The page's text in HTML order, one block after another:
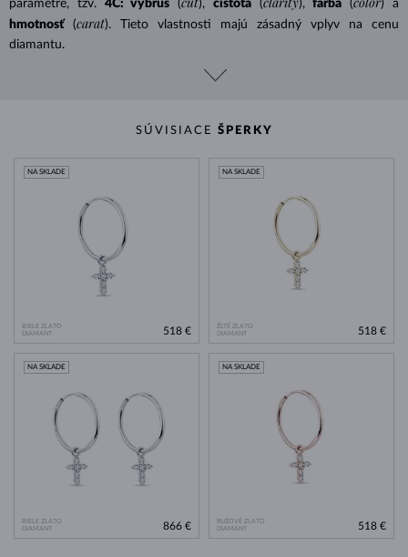
parametre, tzv.
4C: výbrus ( ), čistota ( ), farba (
) a
hmotnosť
(carat). Tieto vlastnosti majú zásadný vplyv na cenu
diamantu.
SÚVISIACE ŠPERKY
BIELE ZLATO
DIAMANT
NA SKLADE
518 €
ŽLTÉ ZLATO
DIAMANT
NA SKLADE
518 €
BIELE ZLATO
DIAMANT
NA SKLADE
866 €
RUŽOVÉ ZLATO
DIAMANT
NA SKLADE
518 €